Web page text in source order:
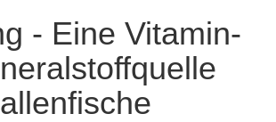
- Eine Vitamin-